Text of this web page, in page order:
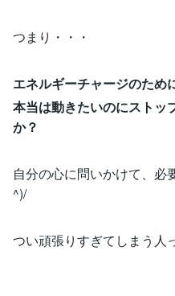
つまり・・・
エネルギーチャージのため
本当は動きたいのにストッ
か？
自分の心に問いかけて、必
^)/
つい頑張りすぎてしまう人